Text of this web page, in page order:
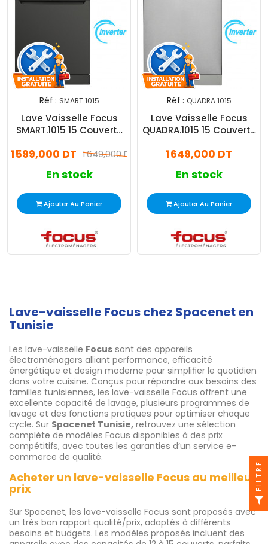
Réf : SMART.1015
Lave Vaisselle Focus
SMART.1015 15 Couverts
1 649,000 DT
1 599,000 DT
En stock
Ajouter Au Panier
Réf : QUADRA.1015
Lave Vaisselle Focus
QUADRA.1015 15 Couverts
1 649,000 DT
En stock
Ajouter Au Panier
Lave-vaisselle Focus chez Spacenet en
Tunisie
Les lave-vaisselle Focus sont des appareils
électroménagers alliant performance, efficacité
énergétique et design moderne pour simplifier le quotidien
dans votre cuisine. Conçus pour répondre aux besoins des
familles tunisiennes, les lave-vaisselle Focus offrent une
excellente capacité de lavage, plusieurs programmes de
lavage et des fonctions pratiques pour optimiser chaque
cycle. Sur Spacenet Tunisie, retrouvez une sélection
complète de modèles Focus disponibles à des prix
compétitifs, avec toutes les garanties d’un service e-
commerce de qualité.
Acheter un lave-vaisselle Focus au meilleur
prix
Sur Spacenet, les lave-vaisselle Focus sont proposés avec
un très bon rapport qualité/prix, adaptés à différents
besoins et budgets. Les modèles proposés incluent des
FILTRE